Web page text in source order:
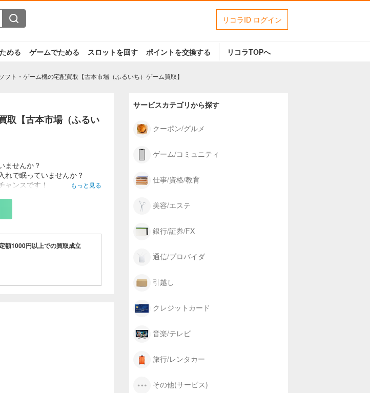
リコラID ログイン
める ゲームでためる スロットを回す ポイントを交換する リコラTOPへ
フト・ゲーム機の宅配買取【古本市場（ふるいち）ゲーム買取】
取【古本市場（ふるい
ませんか？
れで眠っていませんか？
ャンスです！
トの宅配買取を実施中！
いファミコン、スーパーファ
ルにつめて送るだけ！
輸が集荷に伺います。送料
もっと見る
額1000円以上での買取成立
サービスカテゴリから探す
クーポン/グルメ
ゲーム/コミュニティ
仕事/資格/教育
美容/エステ
銀行/証券/FX
通信/プロバイダ
引越し
クレジットカード
音楽/テレビ
旅行/レンタカー
その他(サービス)